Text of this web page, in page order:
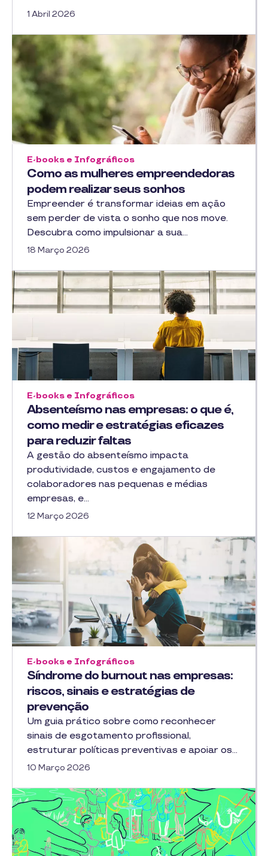
1 Abril 2026
Como as mulheres empreendedoras
podem realizar seus sonhos
E-books e Infográficos
Empreender é transformar ideias em ação
sem perder de vista o sonho que nos move.
Descubra como impulsionar a sua…
18 Março 2026
Absenteísmo nas empresas: o que é,
como medir e estratégias eficazes
para reduzir faltas
E-books e Infográficos
A gestão do absenteísmo impacta
produtividade, custos e engajamento de
colaboradores nas pequenas e médias
empresas, e…
12 Março 2026
Síndrome do burnout nas empresas:
riscos, sinais e estratégias de
prevenção
E-books e Infográficos
Um guia prático sobre como reconhecer
sinais de esgotamento profissional,
estruturar políticas preventivas e apoiar os…
10 Março 2026